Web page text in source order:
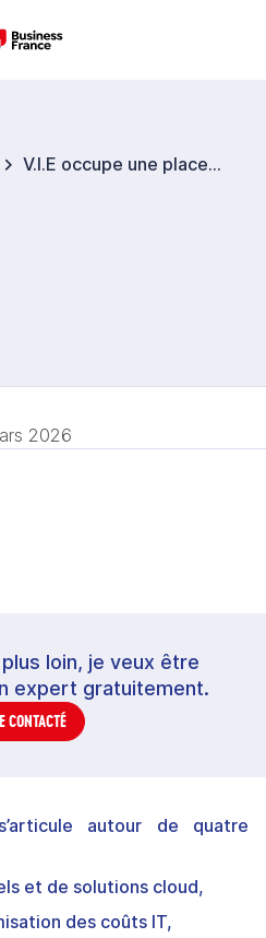
V.I.E occupe une place centrale dans la stratégie de recrutement de Crayon SoftwareOne
2026
loin, je veux être
expert gratuitement.
CONTACTÉ
autour de quatre
et de solutions cloud,
des coûts IT,